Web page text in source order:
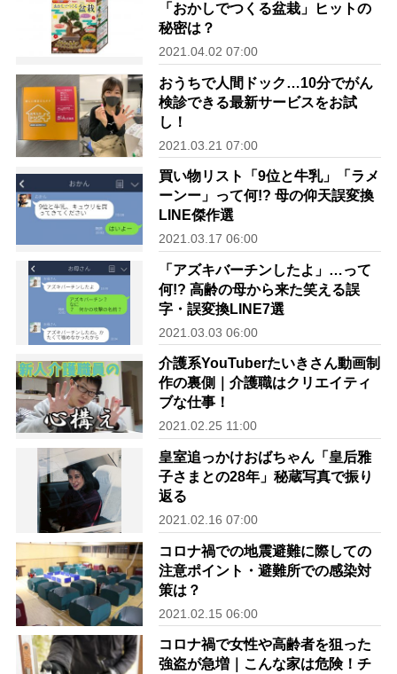
「おかしでつくる盆栽」ヒットの
秘密は？
2021.04.02 07:00
おうちで人間ドック…10分でがん
検診できる最新サービスをお試
し！
2021.03.21 07:00
買い物リスト「9位と牛乳」「ラメ
ーンー」って何!? 母の仰天誤変換
LINE傑作選
2021.03.17 06:00
「アズキバーチンしたよ」…って
何!? 高齢の母から来た笑える誤
字・誤変換LINE7選
2021.03.03 06:00
介護系YouTuberたいきさん動画制
作の裏側｜介護職はクリエイティ
ブな仕事！
2021.02.25 11:00
皇室追っかけおばちゃん「皇后雅
子さまとの28年」秘蔵写真で振り
返る
2021.02.16 07:00
コロナ禍での地震避難に際しての
注意ポイント・避難所での感染対
策は？
2021.02.15 06:00
コロナ禍で女性や高齢者を狙った
強盗が急増｜こんな家は危険！チ